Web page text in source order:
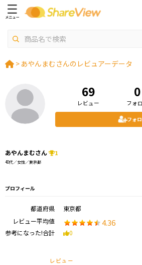
> あやんまむさんのレビュアーデータ
69
レビュー
0
フォ
フォ
あやんまむさん 1
40代／女性／東京都
プロフィール
都道府県
東京都
レビュー平均値
4.36
参考になった!合計 0
レビュー